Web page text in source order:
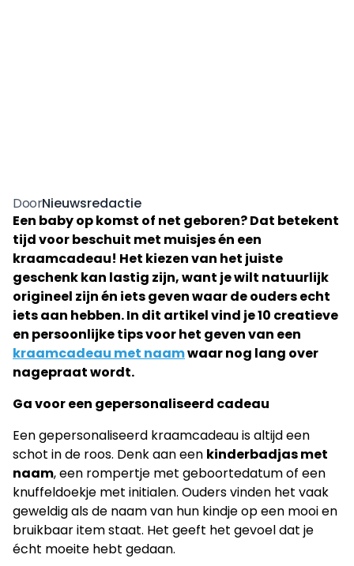
DoorNieuwsredactie
Een baby op komst of net geboren? Dat betekent
tijd voor beschuit met muisjes én een
kraamcadeau! Het kiezen van het juiste
geschenk kan lastig zijn, want je wilt natuurlijk
origineel zijn én iets geven waar de ouders echt
iets aan hebben. In dit artikel vind je 10 creatieve
en persoonlijke tips voor het geven van een
kraamcadeau met naamwaar nog lang over
nagepraat wordt.
Ga voor een gepersonaliseerd cadeau
Een gepersonaliseerd kraamcadeau is altijd een
schot in de roos. Denk aan een kinderbadjas met
naam, een rompertje met geboortedatum of een
knuffeldoekje met initialen. Ouders vinden het vaak
geweldig als de naam van hun kindje op een mooi en
bruikbaar item staat. Het geeft het gevoel dat je
écht moeite hebt gedaan.